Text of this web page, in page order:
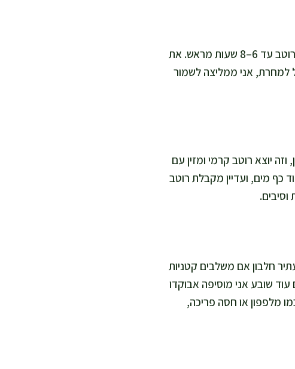
כן, וזה אפילו משתבח. אני מכינה את השעועית ומקררת, חותכת ירקות ומערבבת עם הרוטב עד 6–8 שעות מראש. את
למחרת, אני ממליצה לשמור
גולמית מדוללת עם 2–3 כפות מים ולימון, וזה יוצא רוטב קרמי ומזין עם
ומוסיפה עוד מיץ לימון ועוד כף מים, ועדיין מקבלת רוטב
חלבון אם משלבים קטניות
שובע אני מוסיפה אבוקדו
מלפפון או חסה פריכה,